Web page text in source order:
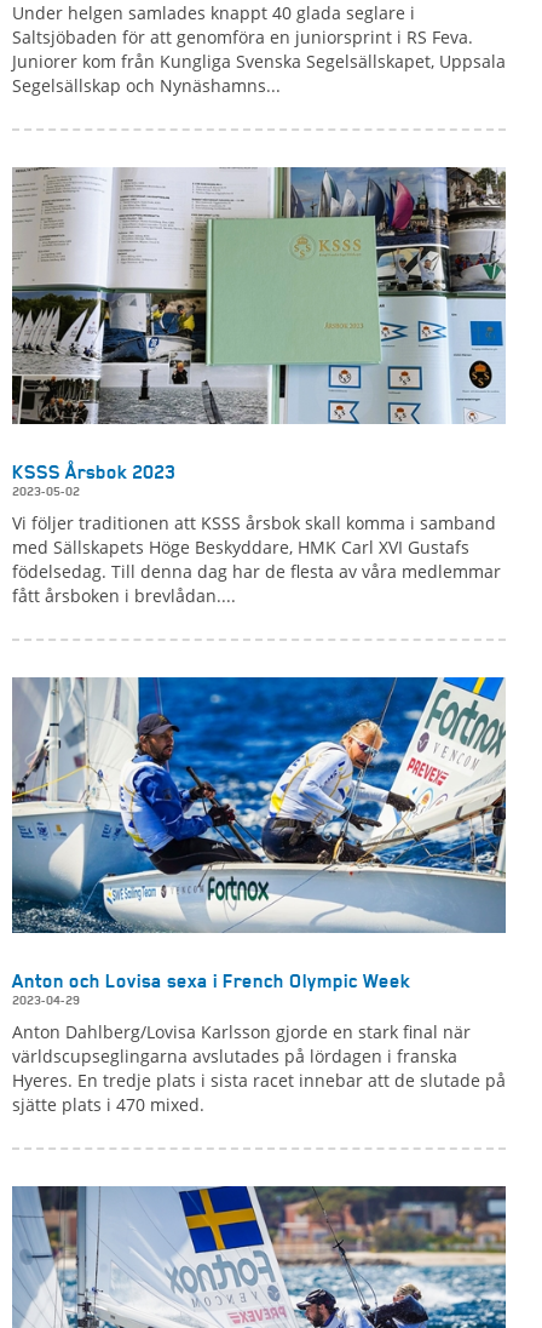
Under helgen samlades knappt 40 glada seglare i
Saltsjöbaden för att genomföra en juniorsprint i RS Feva.
Juniorer kom från Kungliga Svenska Segelsällskapet, Uppsala
Segelsällskap och Nynäshamns...
KSSS Årsbok 2023
2023-05-02
Vi följer traditionen att KSSS årsbok skall komma i samband
med Sällskapets Höge Beskyddare, HMK Carl XVI Gustafs
födelsedag. Till denna dag har de flesta av våra medlemmar
fått årsboken i brevlådan....
Anton och Lovisa sexa i French Olympic Week
2023-04-29
Anton Dahlberg/Lovisa Karlsson gjorde en stark final när
världscupseglingarna avslutades på lördagen i franska
Hyeres. En tredje plats i sista racet innebar att de slutade på
sjätte plats i 470 mixed.